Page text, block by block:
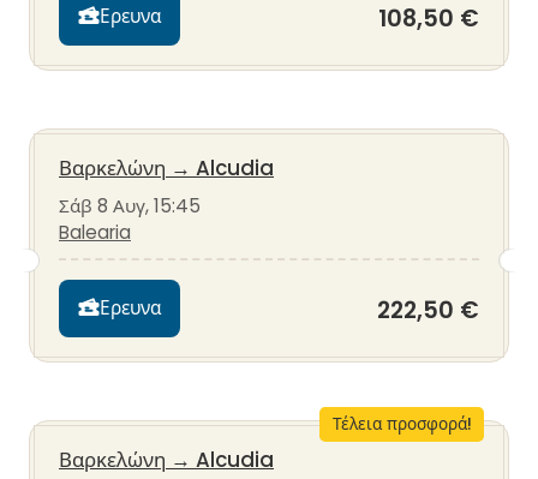
Ερευνα 108,50 €
Βαρκελώνη → Alcudia
Σάβ 8 Αυγ, 15:45
Balearia
Ερευνα 222,50 €
Τέλεια προσφορά!
Βαρκελώνη → Alcudia